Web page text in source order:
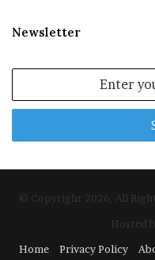
Newsletter
Email
© Copyright 2026, All
Hosted
Home
Privacy Policy